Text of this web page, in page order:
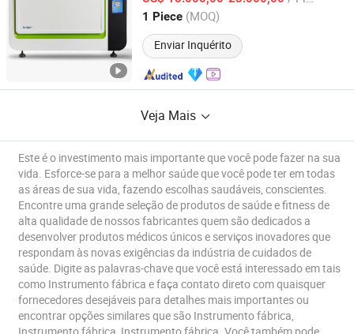
1 Piece (MOQ)
Enviar Inquérito
Desde 2026
Veja Mais
Este é o investimento mais importante que você pode fazer na sua
vida. Esforce-se para a melhor saúde que você pode ter em todas
as áreas de sua vida, fazendo escolhas saudáveis, conscientes.
Encontre uma grande seleção de produtos de saúde e fitness de
alta qualidade de nossos fabricantes quem são dedicados a
desenvolver produtos médicos únicos e serviços inovadores que
respondam às novas exigências da indústria de cuidados de
saúde. Digite as palavras-chave que você está interessado em tais
como Instrumento fábrica e faça contato direto com quaisquer
fornecedores desejáveis para detalhes mais importantes ou
encontrar opções similares que são Instrumento fábrica,